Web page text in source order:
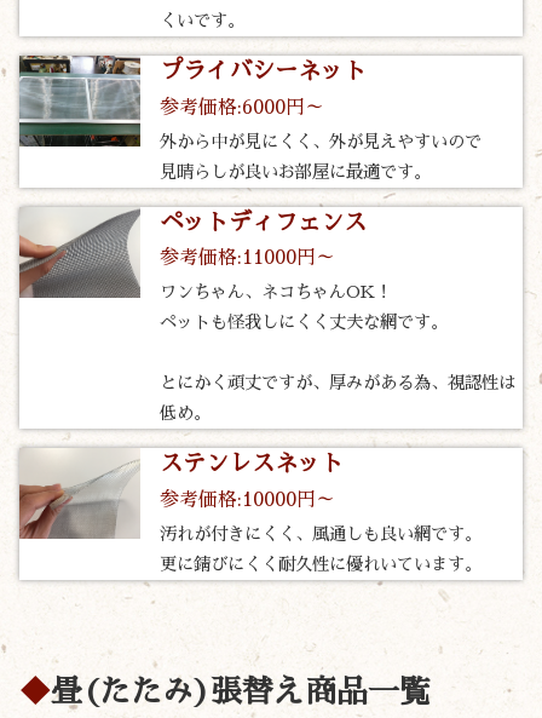
くいです。
プライバシーネット
参考価格:6000円～
外から中が見にくく、外が見えやすいので
見晴らしが良いお部屋に最適です。
ペットディフェンス
参考価格:11000円～
ワンちゃん、ネコちゃんOK！
ペットも怪我しにくく丈夫な網です。
とにかく頑丈ですが、厚みがある為、視認性は
低め。
ステンレスネット
参考価格:10000円～
汚れが付きにくく、風通しも良い網です。
更に錆びにくく耐久性に優れいています。
畳(たたみ)張替え商品一覧